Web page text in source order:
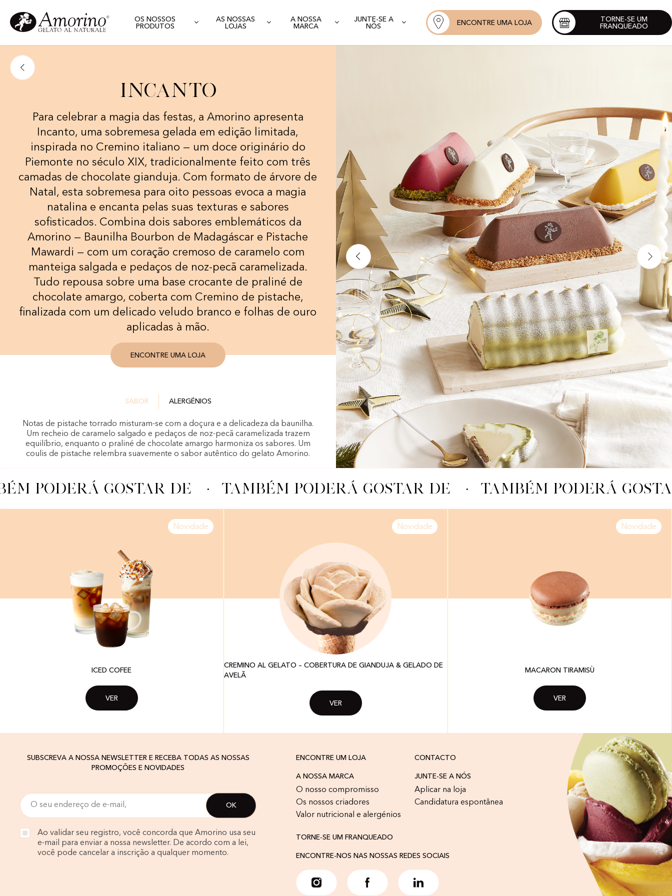
OS NOSSOS
PRODUTOS
AS NOSSAS
LOJAS
A NOSSA
MARCA
JUNTE-SE A
NÓS
ENCONTRE UMA LOJA
TORNE-SE UM
FRANQUEADO
Incanto
Para celebrar a magia das festas, a Amorino apresenta
Incanto, uma sobremesa gelada em edição limitada,
inspirada no Cremino italiano — um doce originário do
Piemonte no século XIX, tradicionalmente feito com três
camadas de chocolate gianduja. Com formato de árvore de
Natal, esta sobremesa para oito pessoas evoca a magia
natalina e encanta pelas suas texturas e sabores
sofisticados. Combina dois sabores emblemáticos da
Amorino — Baunilha Bourbon de Madagáscar e Pistache
Mawardi — com um coração cremoso de caramelo com
manteiga salgada e pedaços de noz-pecã caramelizada.
Tudo repousa sobre uma base crocante de praliné de
chocolate amargo, coberta com Cremino de pistache,
finalizada com um delicado veludo branco e folhas de ouro
aplicadas à mão.
ENCONTRE UMA LOJA
SABOR ALERGÉNIOS
Notas de pistache torrado misturam-se com a doçura e a delicadeza da baunilha.
Um recheio de caramelo salgado e pedaços de noz-pecã caramelizada trazem
equilíbrio, enquanto o praliné de chocolate amargo harmoniza os sabores. Um
coulis de pistache relembra suavemente o sabor autêntico do gelato Amorino.
PODERÁ GOSTAR DE TAMBÉM PODERÁ GOSTAR DE TAMBÉM PODERÁ
Novidade
ICED COFEE
VER
Novidade
CREMINO AL GELATO – COBERTURA DE GIANDUJA & GELADO DE
AVELÃ
VER
Novidade
MACARON TIRAMISÙ
VER
SUBSCREVA A NOSSA NEWSLETTER E RECEBA TODAS AS NOSSAS
PROMOÇÕES E NOVIDADES
Ao validar seu registro, você concorda que Amorino usa seu
e-mail para enviar a nossa newsletter. De acordo com a lei,
você pode cancelar a inscrição a qualquer momento.
ENCONTRE UM LOJA CONTACTO
A NOSSA MARCA
O nosso compromisso
Os nossos criadores
Valor nutricional e alergénios
JUNTE-SE A NÓS
Aplicar na loja
Candidatura espontânea
TORNE-SE UM FRANQUEADO
ENCONTRE-NOS NAS NOSSAS REDES SOCIAIS